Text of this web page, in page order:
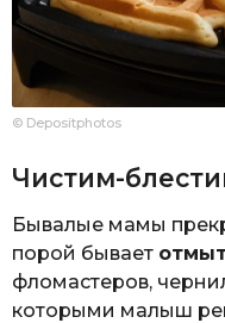
© Depositphotos
Чистим-
Бывалые мамы
порой бывает
фломастеров,
которыми малыш